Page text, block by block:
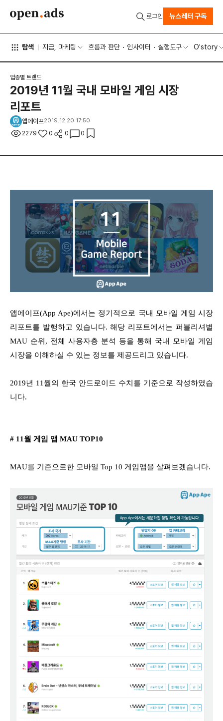
탐색 지금, 마케팅 흐름과 판단 인사이터 실행도구 O'story
로그인 뉴스레터 구독
업종별 트렌드
2019년 11월 국내 모바일 게임 시장
리포트
앱에이프2019.12.20 17:50
2279 0 0 0
앱에이프(App Ape)에서는 정기적으로 국내 모바일 게임 시장
리포트를 발행하고 있습니다. 해당 리포트에서는 퍼블리셔별
MAU 순위, 전체 사용자층 분석 등을 통해 국내 모바일 게임
시장을 이해하실 수 있는 정보를 제공드리고 있습니다.
2019년 11월의 한국 안드로이드 수치를 기준으로 작성하였습
니다.
# 11월 게임 앱 MAU TOP10
MAU를 기준으로한 모바일 Top 10 게임앱을 살펴보겠습니다.